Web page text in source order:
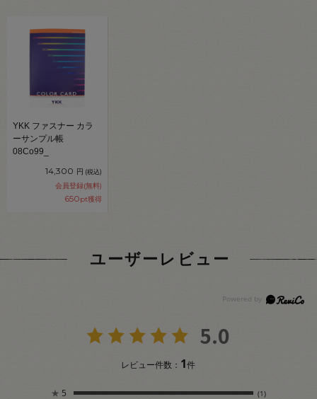
YKK ファスナー カラ
ーサンプル帳
08Co99_
14,300 円 (税込)
会員登録(無料)
650pt獲得
ユーザーレビュー
5.0
レビュー件数： 1件
★ 5 (1)